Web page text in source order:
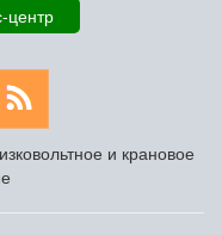
центр
и крановое